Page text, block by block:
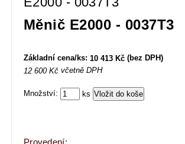
Měnič E2000 - 0037T3
Základní cena/ks: 10 413 Kč (bez DPH)
12 600 Kč včetně DPH
Množství: ks